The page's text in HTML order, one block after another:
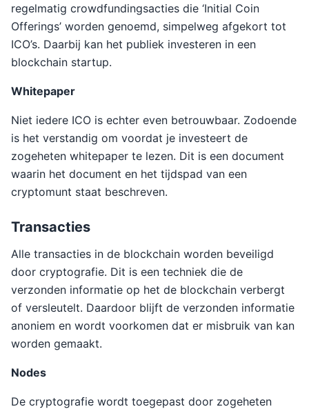
regelmatig crowdfundingsacties die ‘Initial Coin
Offerings’ worden genoemd, simpelweg afgekort tot
ICO’s. Daarbij kan het publiek investeren in een
blockchain startup.
Whitepaper
Niet iedere ICO is echter even betrouwbaar. Zodoende
is het verstandig om voordat je investeert de
zogeheten whitepaper te lezen. Dit is een document
waarin het document en het tijdspad van een
cryptomunt staat beschreven.
Transacties
Alle transacties in de blockchain worden beveiligd
door cryptografie. Dit is een techniek die de
verzonden informatie op het de blockchain verbergt
of versleutelt. Daardoor blijft de verzonden informatie
anoniem en wordt voorkomen dat er misbruik van kan
worden gemaakt.
Nodes
De cryptografie wordt toegepast door zogeheten